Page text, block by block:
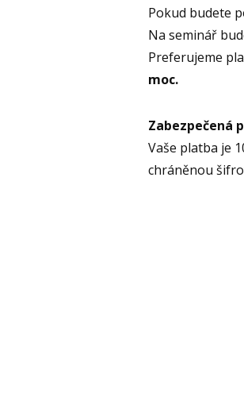
Pokud budete
Na seminář
Preferujeme
moc.
Zabezpečená
Vaše platba je
chráněnou